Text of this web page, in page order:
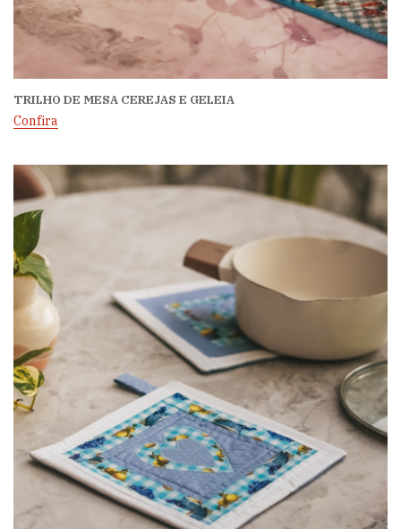
TRILHO DE MESA CEREJAS E GELEIA
Confira